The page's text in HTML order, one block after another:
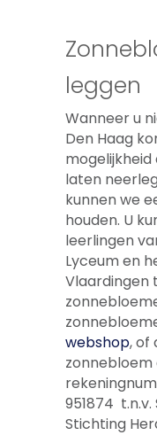
leggen
Wanneer u
Den Haag
laten
kunnen we
houden. U
leerlingen
Lyceum en
Vlaardingen
webshop, of
951874
Stichting